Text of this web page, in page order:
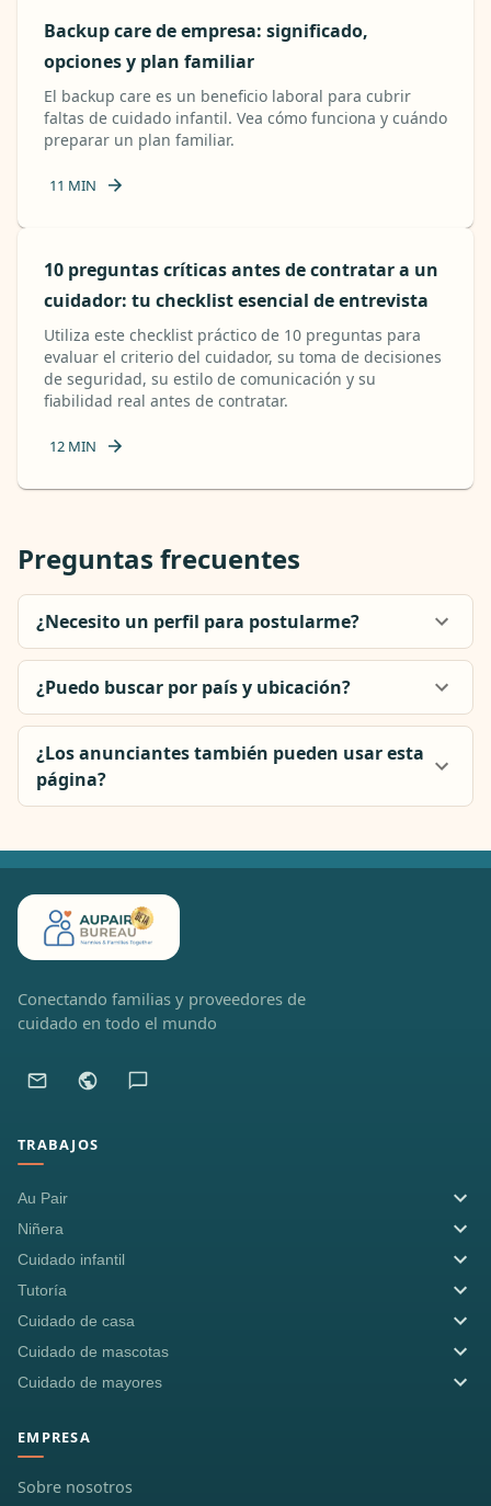
Backup care de empresa: significado,
opciones y plan familiar
El backup care es un beneficio laboral para cubrir
faltas de cuidado infantil. Vea cómo funciona y cuándo
preparar un plan familiar.
11 MIN
10 preguntas críticas antes de contratar a un
cuidador: tu checklist esencial de entrevista
Utiliza este checklist práctico de 10 preguntas para
evaluar el criterio del cuidador, su toma de decisiones
de seguridad, su estilo de comunicación y su
fiabilidad real antes de contratar.
12 MIN
Preguntas frecuentes
¿Necesito un perfil para postularme?
¿Puedo buscar por país y ubicación?
¿Los anunciantes también pueden usar esta
página?
Conectando familias y proveedores de
cuidado en todo el mundo
TRABAJOS
Au Pair
Niñera
Cuidado infantil
Tutoría
Cuidado de casa
Cuidado de mascotas
Cuidado de mayores
EMPRESA
Sobre nosotros